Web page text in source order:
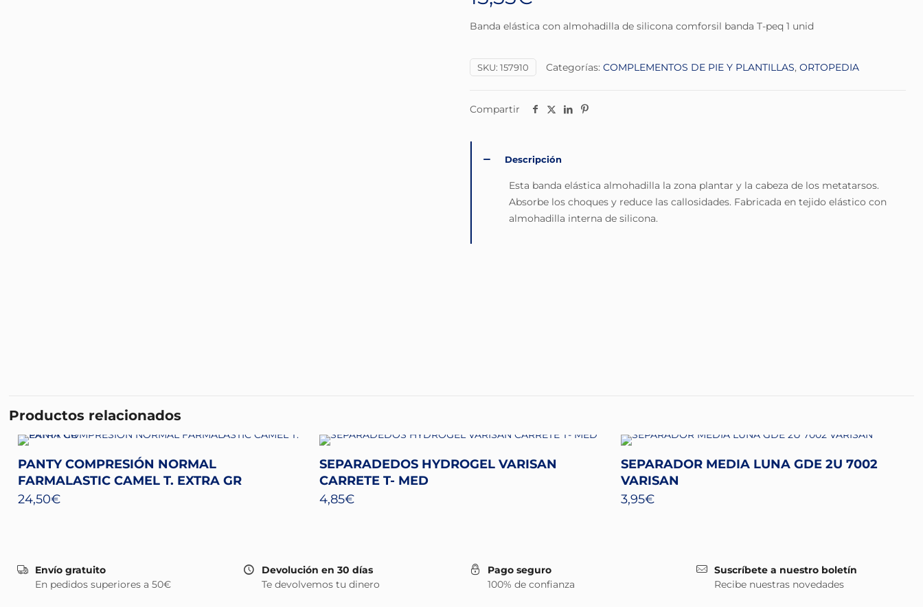
Banda elástica con almohadilla de silicona comforsil banda T-peq 1 unid
SKU: 157910 Categorías: COMPLEMENTOS DE PIE Y PLANTILLAS, ORTOPEDIA
Compartir
Descripción
Esta banda elástica almohadilla la zona plantar y la cabeza de los metatarsos.
Absorbe los choques y reduce las callosidades. Fabricada en tejido elástico con
almohadilla interna de silicona.
Productos relacionados
PANTY COMPRESIÓN NORMAL
FARMALASTIC CAMEL T. EXTRA GR
24,50€
SEPARADEDOS HYDROGEL VARISAN
CARRETE T- MED
4,85€
SEPARADOR MEDIA LUNA GDE 2U 7002
VARISAN
3,95€
Envío gratuito
En pedidos superiores a 50€
Devolución en 30 días
Te devolvemos tu dinero
Pago seguro
100% de confianza
Suscríbete a nuestro boletín
Recibe nuestras novedades